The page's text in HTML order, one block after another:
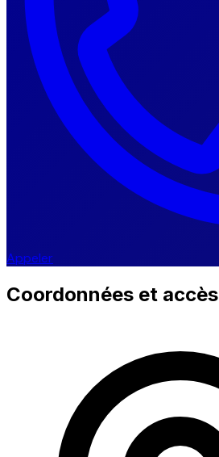
Appeler
Coordonnées et accès